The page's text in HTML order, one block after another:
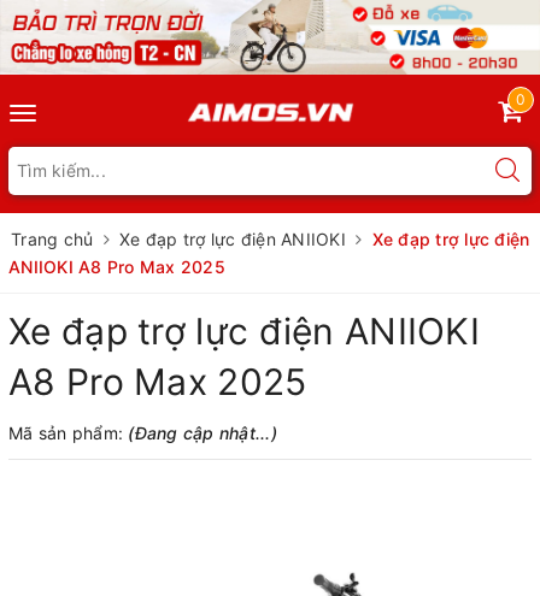
Toggle
navigation
0
Trang chủ Xe đạp trợ lực điện ANIIOKI
Xe đạp trợ lực điện
ANIIOKI A8 Pro Max 2025
Xe đạp trợ lực điện ANIIOKI
A8 Pro Max 2025
Mã sản phẩm: (Đang cập nhật...)